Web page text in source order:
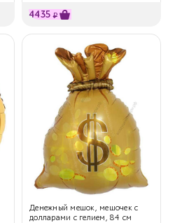
4435 ₽
Денежный мешок, мешочек с
долларами с гелием, 84 см